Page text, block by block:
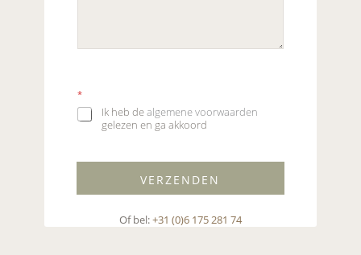
*
Ik heb dealgemene voorwaarden
gelezen en ga akkoord
VERZENDEN
Of bel:+31 (0)6 175 281 74